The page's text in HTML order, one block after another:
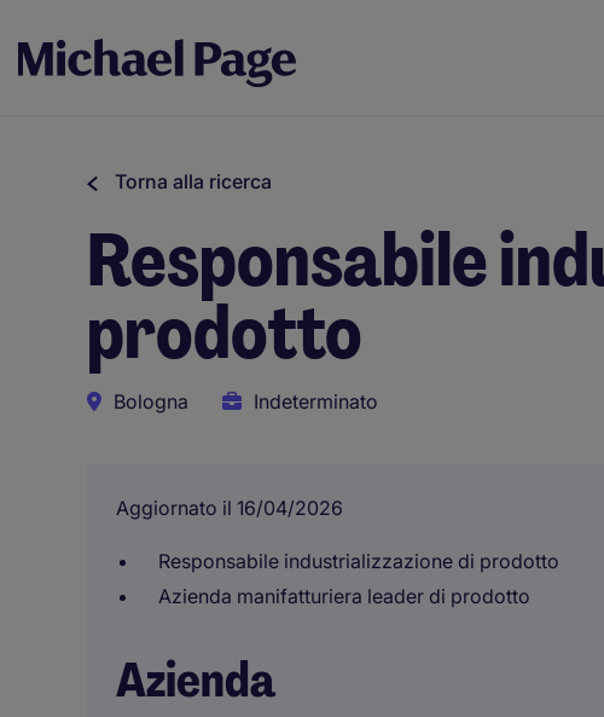
Torna alla ricerca
Responsabile
prodotto
Bologna Indeterminato
Aggiornato il 16/04/2026
Responsabile industrializzazione di prodotto
Azienda manifatturiera leader di prodotto
Azienda